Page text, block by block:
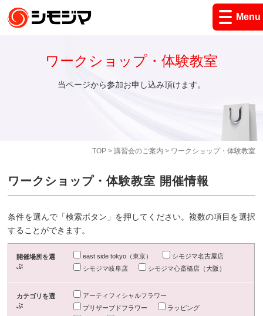
Menu
TOP> 講習会のご案内 > ワークショップ・体験教室
ワークショップ・体験教室
当ページから参加お申し込み頂けます。
ワークショップ・体験教室 開催情報
条件を選んで「検索ボタン」を押してください。複数の項目を選択
することができます。
開催場所を選
ぶ
east side tokyo（東京）
シモジマ名古屋店
シモジマ岐阜店
シモジマ心斎橋店（大阪）
カテゴリを選
ぶ
アーティフィシャルフラワー
プリザーブドフラワー
ラッピング